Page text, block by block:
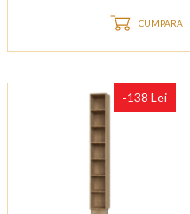
CUMPARA
-138 Lei